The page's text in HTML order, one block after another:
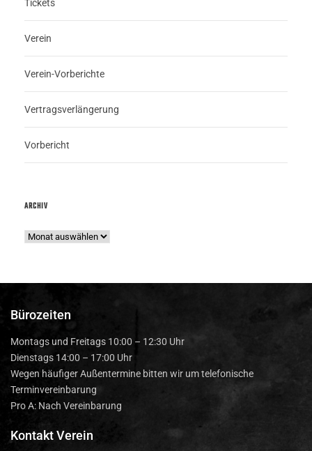
Tickets
Verein
Verein-Vorberichte
Vertragsverlängerung
Vorbericht
ARCHIV
Bürozeiten
Montags und Freitags 10:00 – 12:30 Uhr
Dienstags 14:00 – 17:00 Uhr
Wegen häufiger Außentermine bitten wir um telefonische
Terminvereinbarung
Pro A: Nach Vereinbarung
Kontakt Verein